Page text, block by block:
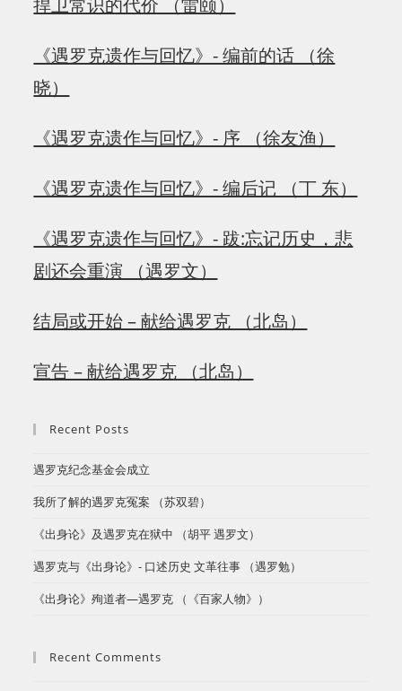
捍卫常识的代价 （雷颐）
《遇罗克遗作与回忆》- 编前的话 （徐
晓）
《遇罗克遗作与回忆》- 序 （徐友渔）
《遇罗克遗作与回忆》- 编后记 （丁 东）
《遇罗克遗作与回忆》- 跋:忘记历史，悲
剧还会重演 （遇罗文）
结局或开始 – 献给遇罗克 （北岛）
宣告 – 献给遇罗克 （北岛）
Recent Posts
遇罗克纪念基金会成立
​我所了解的遇罗克冤案 （苏双碧）
《出身论》及遇罗克在狱中 （胡平 遇罗文）
遇罗克与《出身论》- 口述历史 文革往事 （遇罗勉）
《出身论》殉道者—遇罗克 （《百家人物》）
Recent Comments